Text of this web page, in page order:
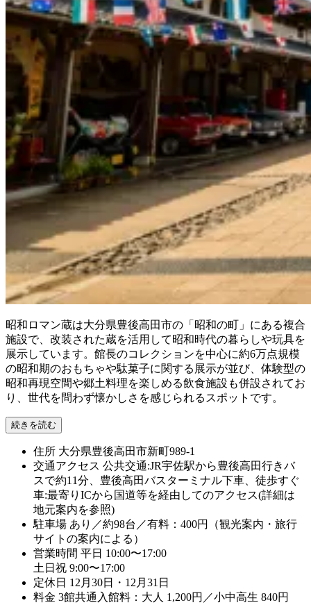
昭和ロマン蔵は大分県豊後高田市の「昭和の町」にある複合
施設で、改装された蔵を活用して昭和時代の暮らしや玩具を
展示しています。館長のコレクションを中心に約6万点規模
の昭和期のおもちゃや駄菓子に関する展示が並び、体験型の
昭和再現空間や郷土料理を楽しめる飲食施設も併設されてお
り、世代を問わず懐かしさを感じられるスポットです。
続きを読む
住所 大分県豊後高田市新町989-1
交通アクセス 公共交通:JR宇佐駅から豊後高田行きバ
スで約11分、豊後高田バスターミナル下車、徒歩すぐ
車:最寄りICから国道等を経由してのアクセス(詳細は
地元案内を参照)
駐車場 あり／約98台／有料：400円（観光案内・旅行
サイトの案内による）
営業時間 平日 10:00〜17:00
土日祝 9:00〜17:00
定休日 12月30日・12月31日
料金 3館共通入館料：大人 1,200円／小中高生 840円